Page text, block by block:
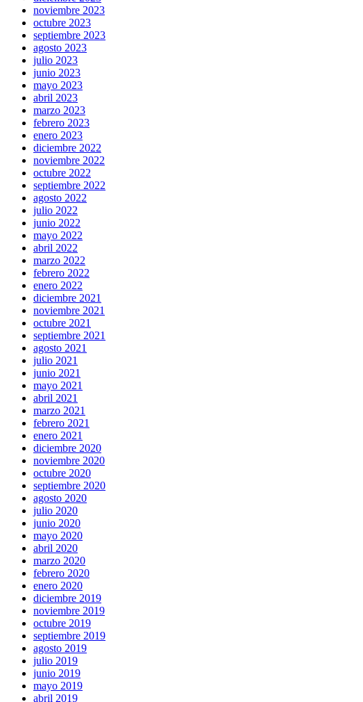
noviembre 2023
octubre 2023
septiembre 2023
agosto 2023
julio 2023
junio 2023
mayo 2023
abril 2023
marzo 2023
febrero 2023
enero 2023
diciembre 2022
noviembre 2022
octubre 2022
septiembre 2022
agosto 2022
julio 2022
junio 2022
mayo 2022
abril 2022
marzo 2022
febrero 2022
enero 2022
diciembre 2021
noviembre 2021
octubre 2021
septiembre 2021
agosto 2021
julio 2021
junio 2021
mayo 2021
abril 2021
marzo 2021
febrero 2021
enero 2021
diciembre 2020
noviembre 2020
octubre 2020
septiembre 2020
agosto 2020
julio 2020
junio 2020
mayo 2020
abril 2020
marzo 2020
febrero 2020
enero 2020
diciembre 2019
noviembre 2019
octubre 2019
septiembre 2019
agosto 2019
julio 2019
junio 2019
mayo 2019
abril 2019